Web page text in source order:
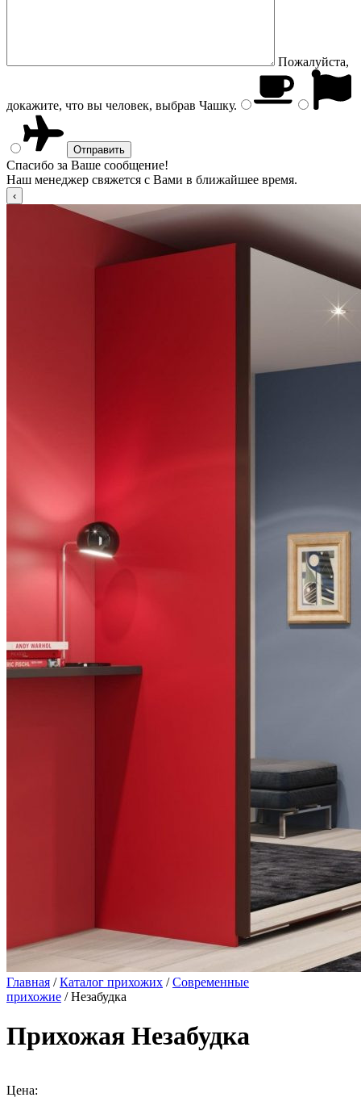
Пожалуйста,
докажите, что вы человек, выбрав Чашку.
Спасибо за Ваше сообщение!
Наш менеджер свяжется с Вами в ближайшее время.
Главная /Каталог прихожих /Современные
прихожие / Незабудка
Прихожая Незабудка
Цена: